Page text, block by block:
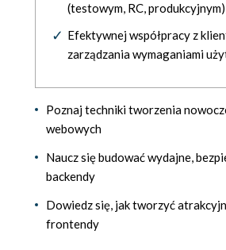
(testowym, RC, produkcyjnym)
Efektywnej współpracy z
zarządzania wymaganiami
Poznaj techniki tworzenia
webowych
Naucz się budować wydajne,
backendy
Dowiedz się, jak tworzyć
frontendy